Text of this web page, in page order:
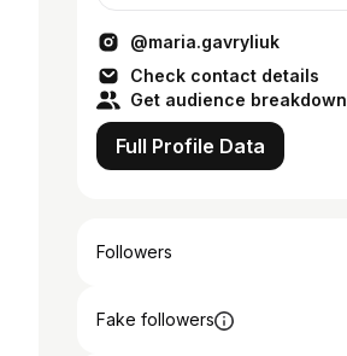
@maria.gavryliuk
Check contact details
Get audience breakdown
Full Profile Data
Followers
Fake followers